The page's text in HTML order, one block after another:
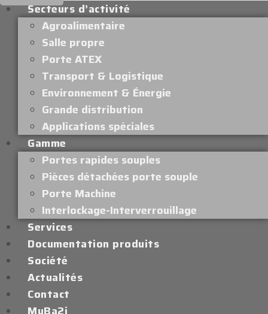
Secteurs d’activité
Agroalimentaire
Salle propre
Porte ATEX
Transport & Logistique
Environnement & Énergie
Grande distribution
Applications spéciales
Gamme
Portes rapides souples
Pièces détachées porte souple
Porte Machine
Interlockage-Interverrouillage
Services
Documentation produits
Société
Actualités
Contact